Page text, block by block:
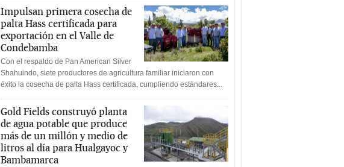
Impulsan primera cosecha de
palta Hass certificada para
exportación en el Valle de
Condebamba
Con el respaldo de Pan American Silver
Shahuindo, siete productores de agricultura familiar iniciaron con
éxito la cosecha de palta Hass certificada, cumpliendo estándares...
Gold Fields construyó planta
de agua potable que produce
más de un millón y medio de
litros al día para Hualgayoc y
Bambamarca